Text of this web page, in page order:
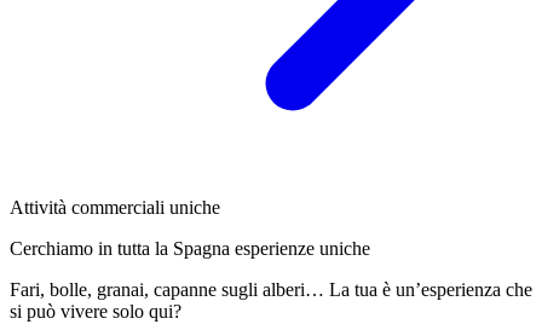
Attività commerciali uniche
Cerchiamo in tutta la Spagna esperienze uniche
Fari, bolle, granai, capanne sugli alberi… La tua è un’esperienza che
si può vivere solo qui?